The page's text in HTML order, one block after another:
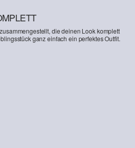
die deinen Look komplett
ganz einfach ein perfektes Outfit.